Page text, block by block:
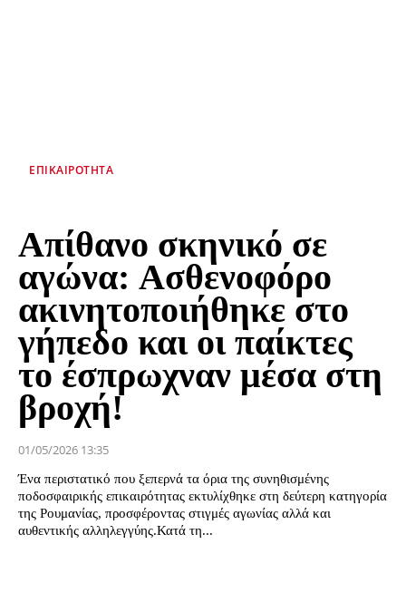
ΕΠΙΚΑΙΡΌΤΗΤΑ
Απίθανο σκηνικό σε
αγώνα: Aσθενοφόρο
ακινητοποιήθηκε στο
γήπεδο και οι παίκτες
το έσπρωχναν μέσα στη
βροχή!
01/05/2026 13:35
Ένα περιστατικό που ξεπερνά τα όρια της συνηθισμένης
ποδοσφαιρικής επικαιρότητας εκτυλίχθηκε στη δεύτερη κατηγορία
της Ρουμανίας, προσφέροντας στιγμές αγωνίας αλλά και
αυθεντικής αλληλεγγύης.Κατά τη...